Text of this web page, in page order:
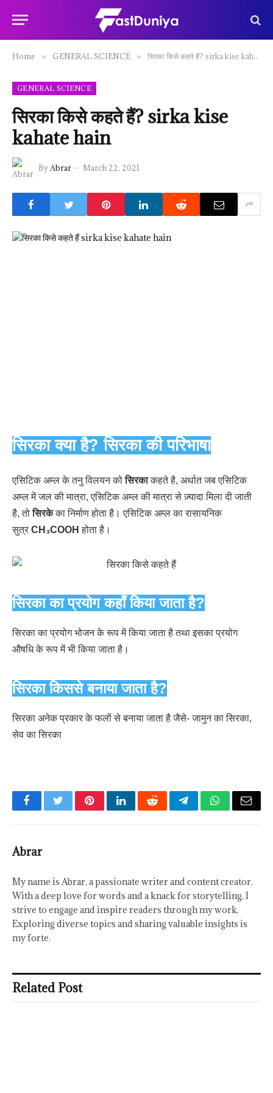
Home » GENERAL SCIENCE » सिरका किसे कहते हैं? sirka kise kahate hain
GENERAL SCIENCE
सिरका किसे कहते हैं? sirka kise
kahate hain
ByAbrar March 22, 2021
सिरका क्या है? सिरका की परिभाषा
एसिटिक अम्ल के तनु विलयन कोसिरकाकहते है, अर्थात जब एसिटिक
अम्ल में जल की मात्रा, एसिटिक अम्ल की मात्रा से ज़्यादा मिला दी जाती
है, तोसिरकेका निर्माण होता है। एसिटिक अम्ल का रासायनिक
सुत्र CH₃COOH होता है।
सिरका का प्रयोग कहाँ किया जाता है?
सिरका का प्रयोग भोजन के रूप में किया जाता है तथा इसका प्रयोग
औषधि के रूप में भी किया जाता है।
सिरका किससे बनाया जाता है?
सिरका अनेक प्रकार के फलों से बनाया जाता है जैसे- जामुन का सिरका,
सेव का सिरका
FacebookTwitterPinterestLinkedInRedditTelegramWhatsApp
Email
Abrar
My name is Abrar, a passionate writer and content creator.
With a deep love for words and a knack for storytelling, I
strive to engage and inspire readers through my work.
Exploring diverse topics and sharing valuable insights is
my forte.
Related Post